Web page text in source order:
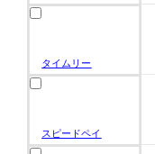
タイムリー
スピードペイ